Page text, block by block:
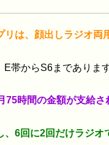
リは、顔出しラジオ
帯からS6まであります
時間の金額が支給さ
6回に2回だけラジオ